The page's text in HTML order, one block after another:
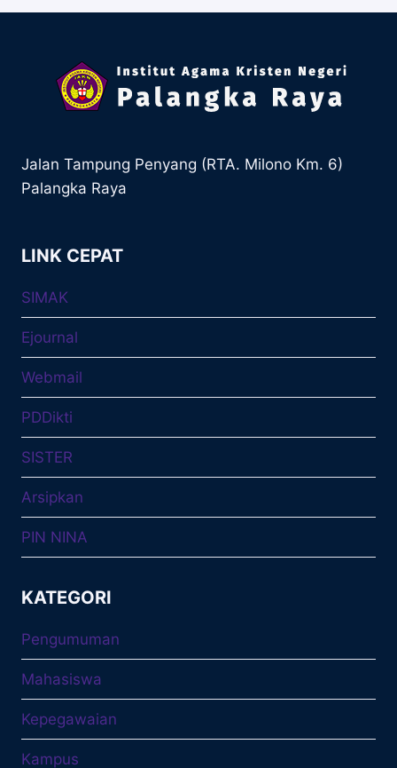
Jalan Tampung Penyang (RTA. Milono Km. 6)
Palangka Raya
LINK CEPAT
SIMAK
Ejournal
Webmail
PDDikti
SISTER
Arsipkan
PIN NINA
KATEGORI
Pengumuman
Mahasiswa
Kepegawaian
Kampus